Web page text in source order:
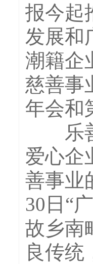
报今起
发展和
潮籍企
慈善事
年会和
乐善
爱心企
善事业
30日“
故乡南
良传统